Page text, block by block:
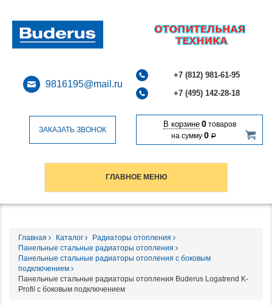
9816195@mail.ru
+7 (812) 981-61-95
+7 (495) 142-28-18
ЗАКАЗАТЬ ЗВОНОК
В корзине 0товаров
на сумму 0 Р
ГЛАВНОЕ МЕНЮ
Главная Каталог
Радиаторы отопления
Панельные стальные радиаторы отопления
Панельные стальные радиаторы отопления с боковым
подключением
Панельные стальные радиаторы отопления Buderus Logatrend K-
Profil с боковым подключением